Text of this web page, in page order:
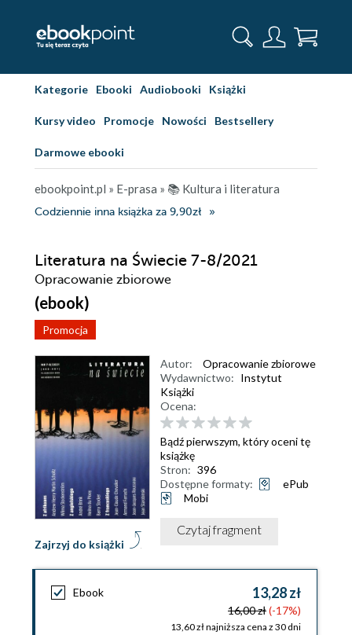
Kategorie Ebooki Audiobooki Książki
Kursy video Promocje Nowości Bestsellery
Darmowe ebooki
ebookpoint.pl » E-prasa » 📚 Kultura i literatura
Codziennie inna książka za 9,90zł
Literatura na Świecie 7-8/2021
Opracowanie zbiorowe
(ebook)
Promocja
Zajrzyj do książki
Autor:
Opracowanie zbiorowe
Wydawnictwo: Instytut
Książki
Ocena:
Bądź pierwszym, który oceni tę
książkę
Stron: 396
Dostępne formaty:
ePub
Mobi
Czytaj fragment
Ebook 13,28 zł
16,00 zł(-17%)
13,60 zł najniższa cena z 30 dni